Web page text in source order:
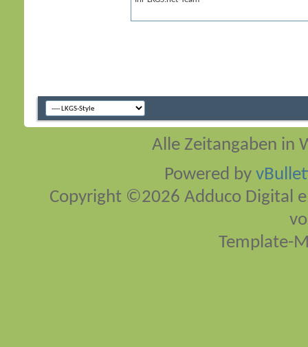
Alle Zeitangaben in
Powered by
Copyright ©2026 Adduco Digital
Template-